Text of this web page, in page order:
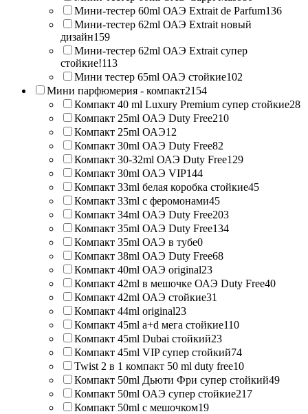
Мини-тестер 60ml ОАЭ Extrait de Parfum136
Мини-тестер 62ml ОАЭ Extrait новый
дизайн159
Мини-тестер 62ml ОАЭ Extrait супер
стойкие!113
Мини тестер 65ml ОАЭ стойкие102
Мини парфюмерия - компакт2154
Компакт 40 ml Luxury Premium супер стойкие28
Компакт 25ml ОАЭ Duty Free210
Компакт 25ml ОАЭ12
Компакт 30ml ОАЭ Duty Free82
Компакт 30-32ml ОАЭ Duty Free129
Компакт 30ml ОАЭ VIP144
Компакт 33ml белая коробка стойкие45
Компакт 33ml с феромонами45
Компакт 34ml ОАЭ Duty Free203
Компакт 35ml ОАЭ Duty Free134
Компакт 35ml ОАЭ в тубе0
Компакт 38ml ОАЭ Duty Free68
Компакт 40ml ОАЭ original23
Компакт 42ml в мешочке ОАЭ Duty Free40
Компакт 42ml ОАЭ стойкие31
Компакт 44ml original23
Компакт 45ml a+d мега стойкие110
Компакт 45ml Dubai стойкий23
Компакт 45ml VIP супер стойкий74
Twist 2 в 1 компакт 50 ml duty free10
Компакт 50ml Дьюти Фри супер стойкий49
Компакт 50ml ОАЭ супер стойкие217
Компакт 50ml с мешочком19